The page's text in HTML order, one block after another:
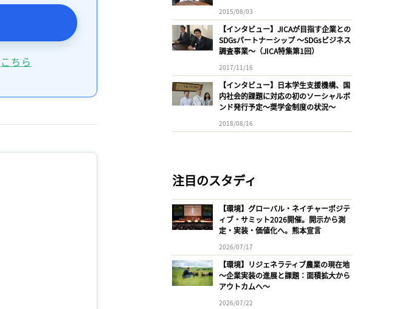
こちら
2015/08/03
【インタビュー】JICAが目指す企業との
SDGsパートナーシップ 〜SDGsビジネス
調査事業〜（JICA特集第1回）
2017/11/16
【インタビュー】日本学生支援機構、国
内社会的課題に対応の初のソーシャルボ
ンド発行予定〜奨学金制度の状況〜
2018/08/16
注目のスタディ
【環境】グローバル・ネイチャーポジテ
ィブ・サミット2026開催。開示から測
定・実装・価値化へ。熊本宣言
2026/07/17
【環境】リジェネラティブ農業の現在地
〜企業実装の進展と課題：面積拡大から
アウトカムへ〜
2026/07/22